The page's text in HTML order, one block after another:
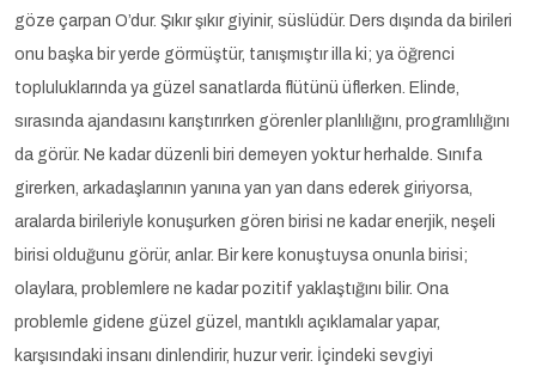
göze çarpan O’dur. Şıkır şıkır giyinir, süslüdür. Ders dışında da birileri
onu başka bir yerde görmüştür, tanışmıştır illa ki; ya öğrenci
topluluklarında ya güzel sanatlarda flütünü üflerken. Elinde,
sırasında ajandasını karıştırırken görenler planlılığını, programlılığını
da görür. Ne kadar düzenli biri demeyen yoktur herhalde. Sınıfa
girerken, arkadaşlarının yanına yan yan dans ederek giriyorsa,
aralarda birileriyle konuşurken gören birisi ne kadar enerjik, neşeli
birisi olduğunu görür, anlar. Bir kere konuştuysa onunla birisi;
olaylara, problemlere ne kadar pozitif yaklaştığını bilir. Ona
problemle gidene güzel güzel, mantıklı açıklamalar yapar,
karşısındaki insanı dinlendirir, huzur verir. İçindeki sevgiyi